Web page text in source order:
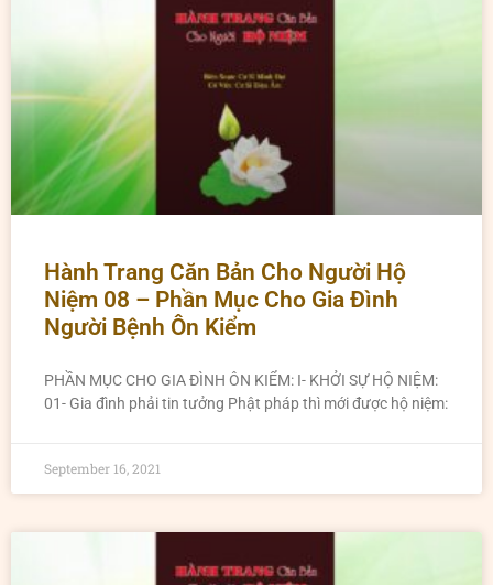
Hành Trang Căn Bản Cho Người Hộ
Niệm 08 – Phần Mục Cho Gia Đình
Người Bệnh Ôn Kiểm
PHẦN MỤC CHO GIA ĐÌNH ÔN KIỂM: I- KHỞI SỰ HỘ NIỆM:
01- Gia đình phải tin tưởng Phật pháp thì mới được hộ niệm:
September 16, 2021